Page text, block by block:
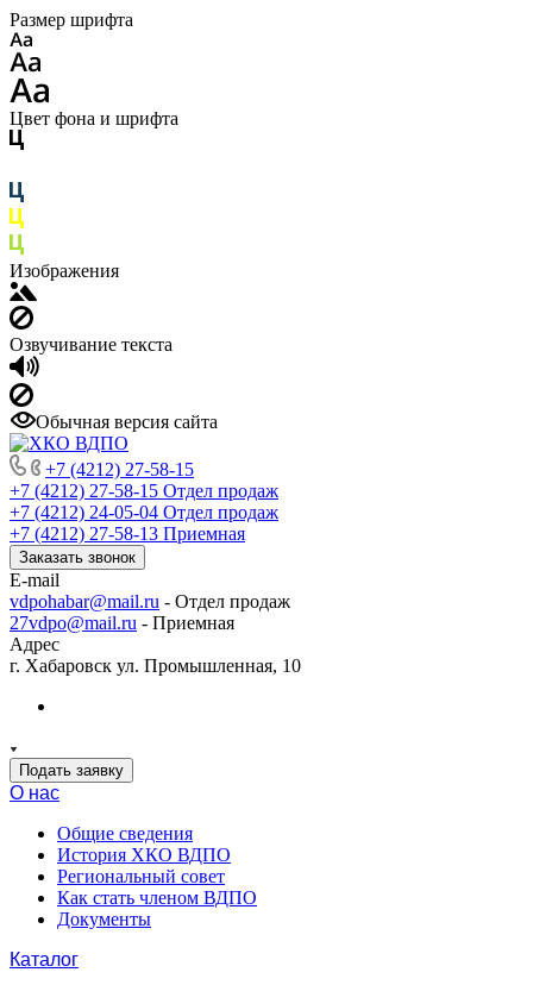
Размер шрифта
Цвет фона и шрифта
Изображения
Озвучивание текста
Обычная версия сайта
+7 (4212) 27-58-15
+7 (4212) 27-58-15 Отдел продаж
+7 (4212) 24-05-04 Отдел продаж
+7 (4212) 27-58-13 Приемная
Заказать звонок
E-mail
vdpohabar@mail.ru - Отдел продаж
27vdpo@mail.ru - Приемная
Адрес
г. Хабаровск ул. Промышленная, 10
Подать заявку
О нас
Общие сведения
История ХКО ВДПО
Региональный совет
Как стать членом ВДПО
Документы
Каталог